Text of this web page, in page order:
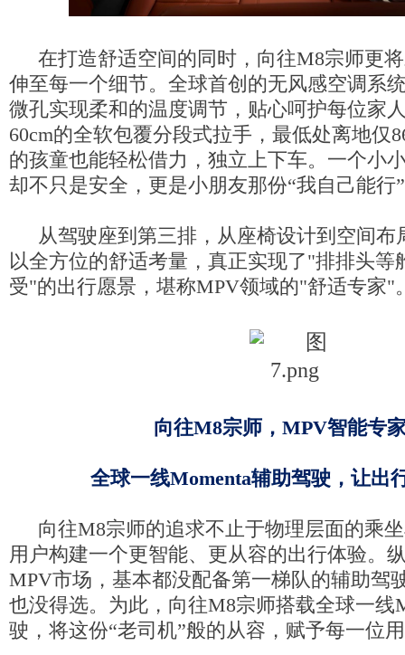
在打造舒适空间的同时，向往M8宗师更
伸至每一个细节。全球首创的无风感空调系
微孔实现柔和的温度调节，贴心呵护每位家
60cm的全软包覆分段式拉手，最低处离地仅
的孩童也能轻松借力，独立上下车。一个小
却不只是安全，更是小朋友那份“我自己能行
从驾驶座到第三排，从座椅设计到空间布
以全方位的舒适考量，真正实现了"排排头等
受"的出行愿景，堪称MPV领域的"舒适专家"
向往M8宗师，MPV智能专
全球一线Momenta辅助驾驶，让出
向往M8宗师的追求不止于物理层面的乘
用户构建一个更智能、更从容的出行体验。
MPV市场，基本都没配备第一梯队的辅助驾
也没得选。为此，向往M8宗师搭载全球一线
驶，将这份“老司机”般的从容，赋予每一位